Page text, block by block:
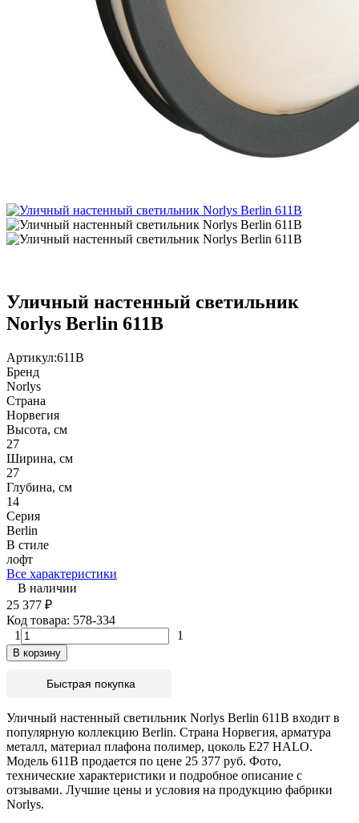
Уличный настенный светильник
Norlys Berlin 611B
Артикул:611B
Бренд
Norlys
Страна
Норвегия
Высота, см
27
Ширина, см
27
Глубина, см
14
Серия
Berlin
В стиле
лофт
Все характеристики
В наличии
25 377 ₽
Код товара: 578-334
1
1
В корзину
Быстрая покупка
Уличный настенный светильник Norlys Berlin 611B входит в
популярную коллекцию Berlin. Страна Норвегия, арматура
металл, материал плафона полимер, цоколь E27 HALO.
Модель 611B продается по цене 25 377 руб. Фото,
технические характеристики и подробное описание с
отзывами. Лучшие цены и условия на продукцию фабрики
Norlys.